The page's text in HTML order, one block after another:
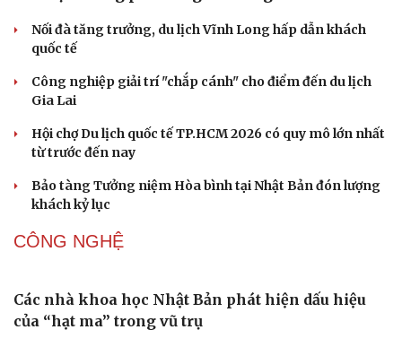
Phản ứng của Dwayne Johnson khi Moana bị giới
phê bình chê bai
The Odyssey vượt 1 tỷ USD, Christopher Nolan tái lập kỳ
tích sau 14 năm
Cần một hệ sinh thái trách nhiệm để ngăn âm nhạc lệch
chuẩn
Khi bảo tàng đưa hiện vật bước ra khỏi tủ kính trò
chuyện cùng công chúng
Ấn tượng khai mạc Festival võ thuật quốc tế Hà Nội năm
DU LỊCH